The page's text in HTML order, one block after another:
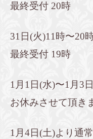
最終受付 20時
31日(火)11時〜20
最終受付 19時
1月1日(水)〜1月3
お休みさせて頂き
1月4日(土)より通常